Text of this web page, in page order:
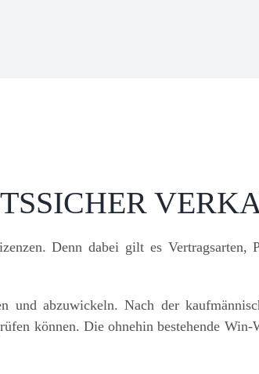
Denn dabei gilt es Vertragsarten,
und abzuwickeln. Nach der
können. Die ohnehin bestehende